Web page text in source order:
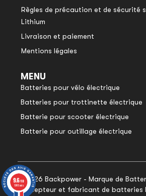
Règles de précaution et de sécurité
Lithium
Livraison et paiement
Mentions légales
MENU
Batteries pour vélo électrique
Batteries pour trottinette électrique
Batterie pour scooter électrique
Batterie pour outillage électrique
© 2026 Backpower - Marque de
concepteur et fabricant de batteries
9.6/10
1049 avis
9.6/10
1049 avis